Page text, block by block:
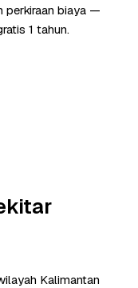
perkiraan biaya —
1 tahun.
Kalimantan